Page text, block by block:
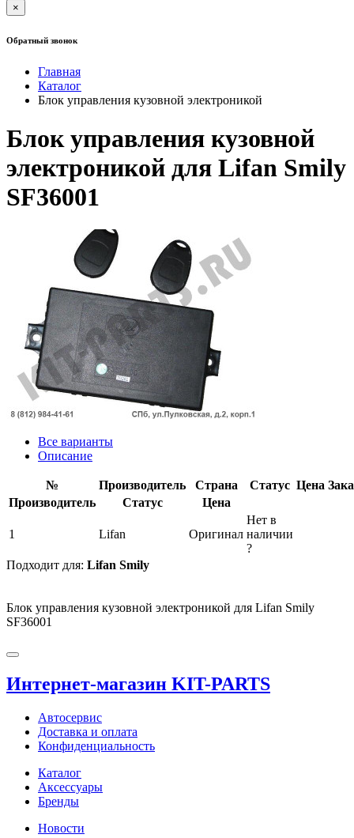
×
Обратный звонок
Главная
Каталог
Блок управления кузовной электроникой
Блок управления кузовной
электроникой для Lifan Smily
SF36001
Все варианты
Описание
№ Производитель Страна Статус Цена
Производитель
Статус Цена
1 Lifan Оригинал
Нет в
наличии
?
Подходит для: Lifan Smily
Блок управления кузовной электроникой для Lifan Smily
SF36001
Интернет-магазин KIT-PARTS
Автосервис
Доставка и оплата
Конфиденциальность
Каталог
Аксессуары
Бренды
Новости